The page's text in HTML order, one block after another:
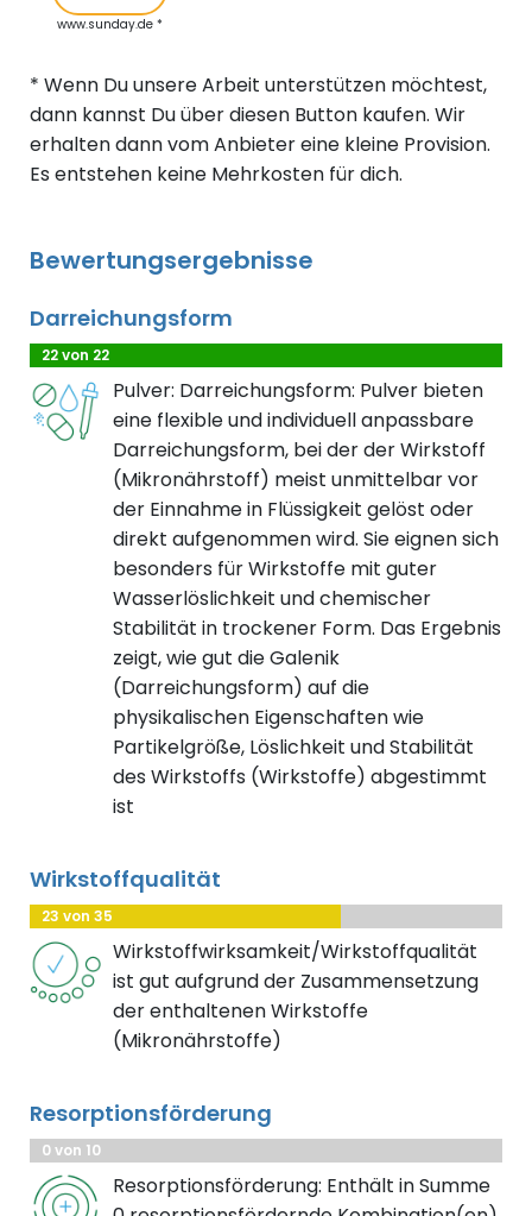
www.sunday.de *
* Wenn Du unsere Arbeit unterstützen möchtest,
dann kannst Du über diesen Button kaufen. Wir
erhalten dann vom Anbieter eine kleine Provision.
Es entstehen keine Mehrkosten für dich.
Bewertungsergebnisse
Darreichungsform
22 von 22
Pulver: Darreichungsform: Pulver bieten
eine flexible und individuell anpassbare
Darreichungsform, bei der der Wirkstoff
(Mikronährstoff) meist unmittelbar vor
der Einnahme in Flüssigkeit gelöst oder
direkt aufgenommen wird. Sie eignen sich
besonders für Wirkstoffe mit guter
Wasserlöslichkeit und chemischer
Stabilität in trockener Form. Das Ergebnis
zeigt, wie gut die Galenik
(Darreichungsform) auf die
physikalischen Eigenschaften wie
Partikelgröße, Löslichkeit und Stabilität
des Wirkstoffs (Wirkstoffe) abgestimmt
ist
Wirkstoffqualität
23 von 35
Wirkstoffwirksamkeit/Wirkstoffqualität
ist gut aufgrund der Zusammensetzung
der enthaltenen Wirkstoffe
(Mikronährstoffe)
Resorptionsförderung
0 von 10
Resorptionsförderung: Enthält in Summe